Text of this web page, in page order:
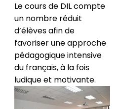
Le cours de DIL compte
un nombre réduit
d’élèves afin de
favoriser une approche
pédagogique intensive
du français, à la fois
ludique et motivante.